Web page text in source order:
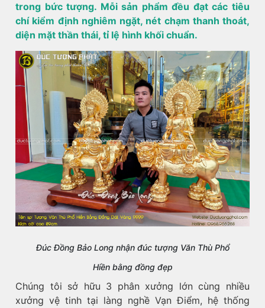
trong bức tượng. Mỗi sản phẩm đều đạt các tiêu
chí kiểm định nghiêm ngặt, nét chạm thanh thoát,
diện mặt thần thái, tỉ lệ hình khối chuẩn.
Đúc Đồng Bảo Long nhận đúc tượng Văn Thù Phổ
Hiền bằng đồng đẹp
Chúng tôi sở hữu 3 phân xưởng lớn cùng nhiều
xưởng vệ tinh tại làng nghề Vạn Điểm, hệ thống